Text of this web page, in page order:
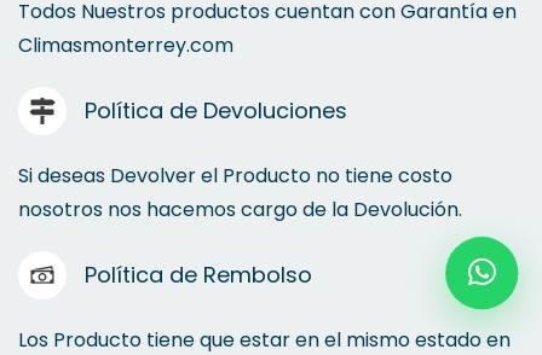
Todos Nuestros productos cuentan con Garantía en
Climasmonterrey.com
Política de Devoluciones
Si deseas Devolver el Producto no tiene costo
nosotros nos hacemos cargo de la Devolución.
Política de Rembolso
Los Producto tiene que estar en el mismo estado en